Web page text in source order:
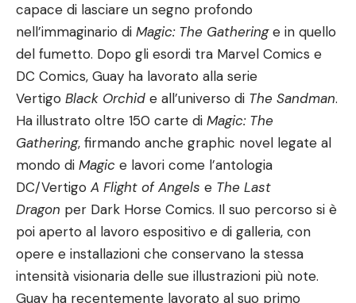
capace di lasciare un segno profondo
nell’immaginario di Magic: The Gatheringe in quello
del fumetto. Dopo gli esordi tra Marvel Comics e
DC Comics, Guay ha lavorato alla serie
Vertigo Black Orchid e all’universo di The Sandman.
Ha illustrato oltre 150 carte di Magic: The
Gathering, firmando anche graphic novel legate al
mondo di Magic e lavori come l’antologia
DC/Vertigo A Flight of Angels e The Last
Dragon per Dark Horse Comics. Il suo percorso si è
poi aperto al lavoro espositivo e di galleria, con
opere e installazioni che conservano la stessa
intensità visionaria delle sue illustrazioni più note.
Guay ha recentemente lavorato al suo primo